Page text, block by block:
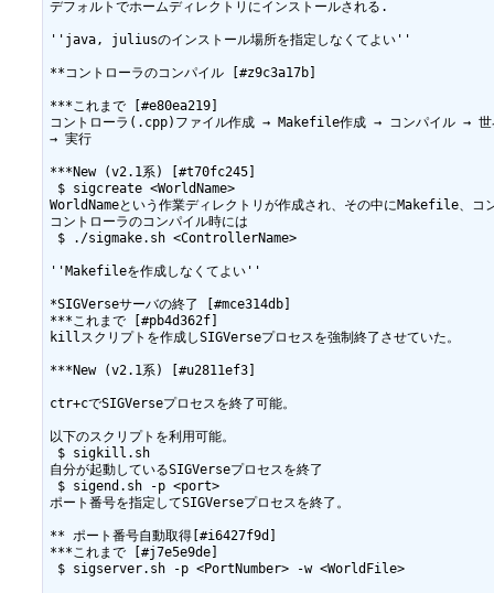
デフォルトでホームディレクトリにインストールされる.
''java, juliusのインストール場所を指定しなくてよい''
**コントローラのコンパイル [#z9c3a17b]
***これまで [#e80ea219]
コントローラ(.cpp)ファイル作成 → Makefile作成 → コンパイル → 世
→ 実行
***New (v2.1系) [#t70fc245]
$ sigcreate <WorldName>
WorldNameという作業ディレクトリが作成され、その中にMakefile、コ
コントローラのコンパイル時には
$ ./sigmake.sh <ControllerName>
''Makefileを作成しなくてよい''
*SIGVerseサーバの終了 [#mce314db]
***これまで [#pb4d362f]
killスクリプトを作成しSIGVerseプロセスを強制終了させていた。
***New (v2.1系) [#u2811ef3]
ctr+cでSIGVerseプロセスを終了可能。
以下のスクリプトを利用可能。
$ sigkill.sh
自分が起動しているSIGVerseプロセスを終了
$ sigend.sh -p <port>
ポート番号を指定してSIGVerseプロセスを終了。
** ポート番号自動取得[#i6427f9d]
***これまで [#j7e5e9de]
$ sigserver.sh -p <PortNumber> -w <WorldFile>